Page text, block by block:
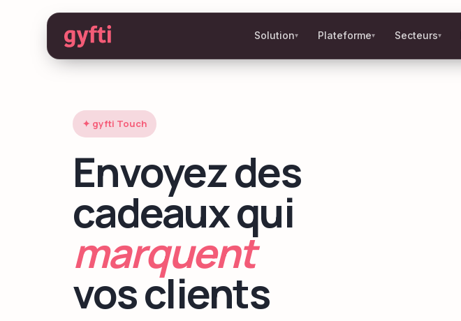
Solution▾ Plateforme▾ Secteurs▾
✦ gyfti Touch
Envoyez des
cadeaux qui
marquent
vos clients